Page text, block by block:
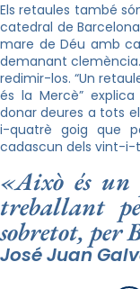
Els retaules també
catedral de
mare de Déu amb
demanant
redimir-los. “Un
és la Mercè” explica
donar deures a tots
i-quatrè goig que
cadascun dels vint-i-
«Això és
treballant
sobretot, per
José Juan